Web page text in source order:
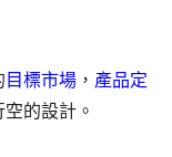
目標市場 ， 產品定
的設計。